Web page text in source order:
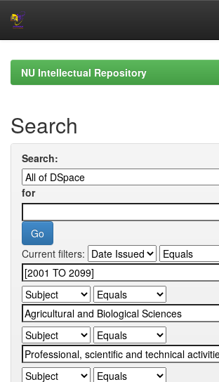
navigationNU Intellectual Repository
Search
Search:
for
Current filters: